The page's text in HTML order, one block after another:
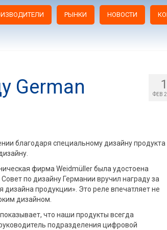
РЫНКИ НОВОСТИ
1
ФЕВ
German
благодаря специальному дизайну
фирма Weidmüller была удостоена
по дизайну Германии вручил награду за
дизайна продукции». Это реле впечатляет не
дизайном.
что наши продукты всегда
подразделения цифровой